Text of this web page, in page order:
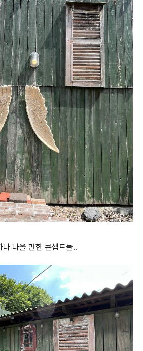
나올 만한 콘셉트들..